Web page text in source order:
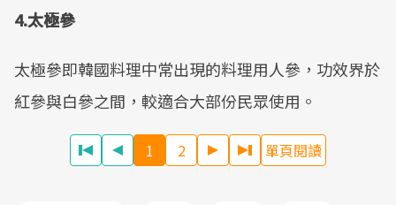
4.太極參
太極參即韓國料理中常出現的料理用人參，功效界於
紅參與白參之間，較適合大部份民眾使用。
1 2 單頁閱讀